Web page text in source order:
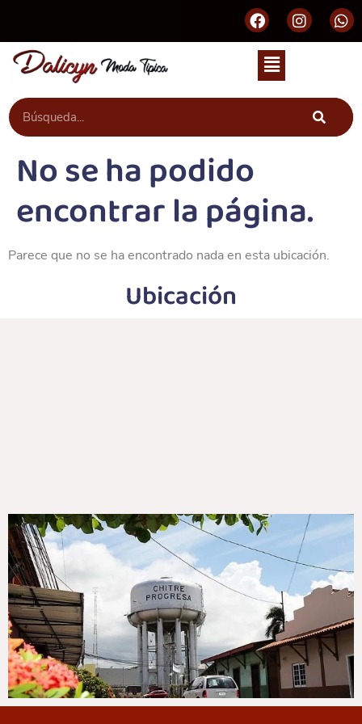
No se ha podido
encontrar la página.
Parece que no se ha encontrado nada en esta ubicación.
Ubicación